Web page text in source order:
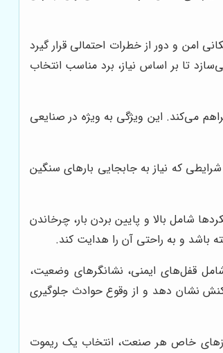
امن و دور از خطرات احتمالی قرار گیرد
تا بر اساس نیاز، برد مناسب انتخاب
می‌کند. این ویژگی به ویژه در صنایعی
که نیاز به جابجایی بارهای سنگین
شامل بالا و پایین بردن بار، چرخاندن
باشد و به راحتی آن را هدایت کند.
قفل‌های ایمنی، نشانگرهای وضعیت،
نشان دهد و از وقوع حوادث جلوگیری
خاص هر صنعت، انتخاب یک ریموت